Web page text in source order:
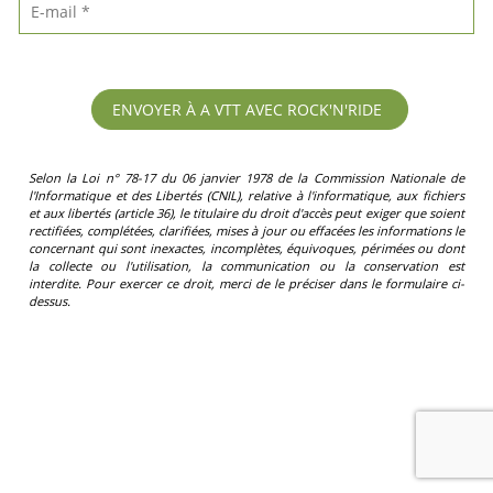
Selon la Loi n° 78-17 du 06 janvier 1978 de la Commission Nationale de
l'Informatique et des Libertés (CNIL), relative à l'informatique, aux fichiers
et aux libertés (article 36), le titulaire du droit d'accès peut exiger que soient
rectifiées, complétées, clarifiées, mises à jour ou effacées les informations le
concernant qui sont inexactes, incomplètes, équivoques, périmées ou dont
la collecte ou l'utilisation, la communication ou la conservation est
interdite. Pour exercer ce droit, merci de le préciser dans le formulaire ci-
dessus.